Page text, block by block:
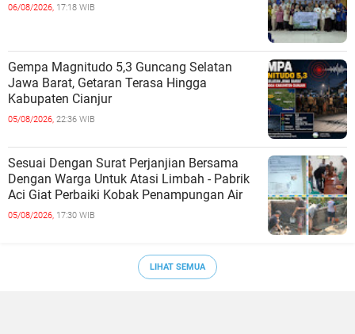
06/08/2026, 17:18 WIB
Gempa Magnitudo 5,3 Guncang Selatan
Jawa Barat, Getaran Terasa Hingga
Kabupaten Cianjur
05/08/2026, 22:36 WIB
Sesuai Dengan Surat Perjanjian Bersama
Dengan Warga Untuk Atasi Limbah - Pabrik
Aci Giat Perbaiki Kobak Penampungan Air
05/08/2026, 17:30 WIB
LIHAT SEMUA